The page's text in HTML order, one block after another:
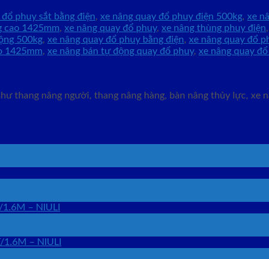
phuy sắt bằng điện, xe nâng quay đổ phuy điện 500kg, xe
cao 1425mm, xe nâng quay đổ phuy, xe nâng thùng phuy điện,
500kg, xe nâng quay đổ phuy bằng điện, xe nâng quay đổ
1425mm, xe nâng bán tự động quay đổ phuy, xe nâng quay
thang nâng người, thang nâng hàng, bàn nâng thủy lực, xe
– NIULI
1.6M – NIULI